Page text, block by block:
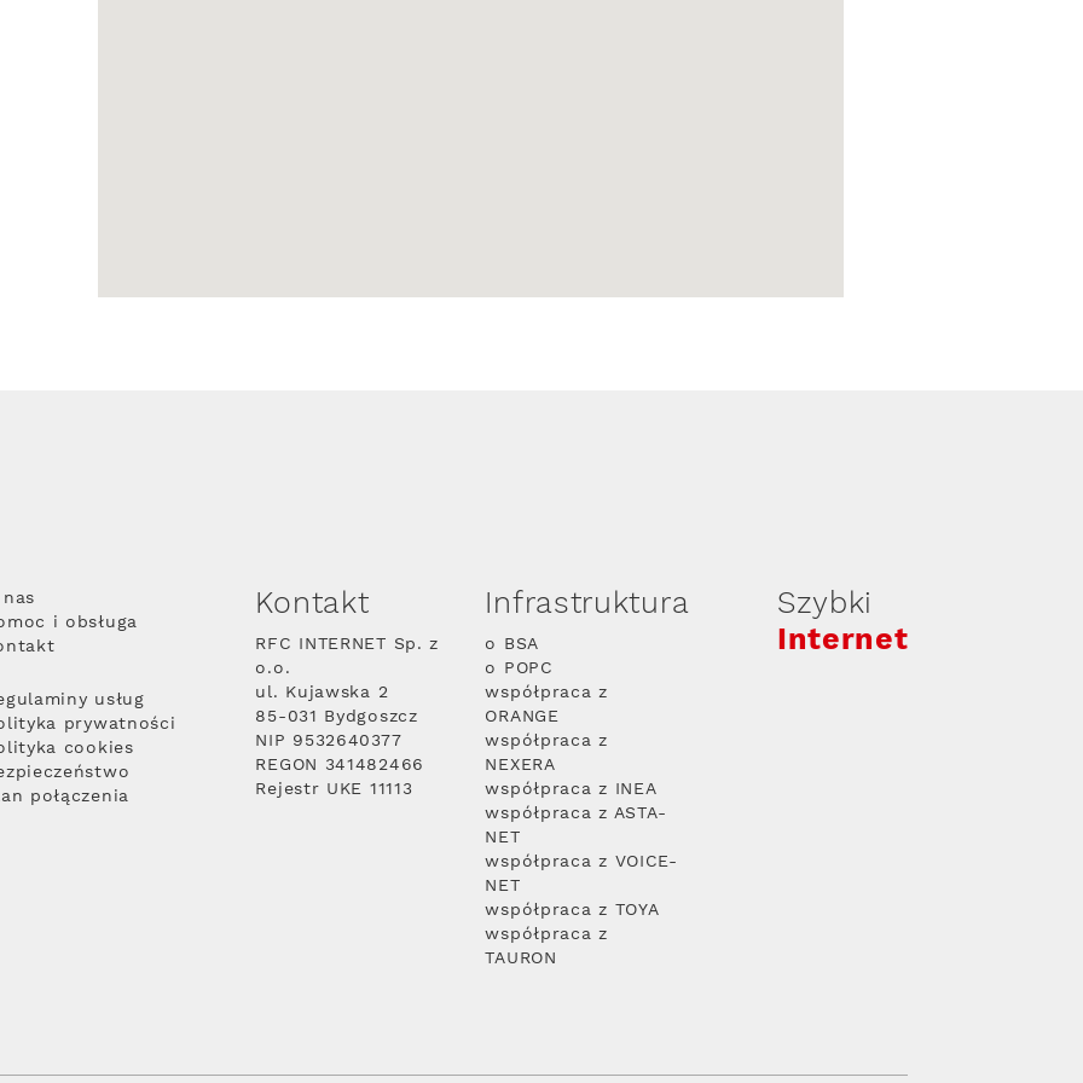
i obsługa
usług
prywatności
cookies
połączenia
Kontakt
RFC INTERNET Sp. z
o.o.
ul. Kujawska 2
85-031 Bydgoszcz
NIP 9532640377
REGON 341482466
Rejestr UKE 11113
Infrastruktura
o BSA
o POPC
współpraca z
ORANGE
współpraca z
NEXERA
współpraca z INEA
współpraca z ASTA-
NET
współpraca z VOICE-
NET
współpraca z TOYA
współpraca z
TAURON
Szybki
Internet